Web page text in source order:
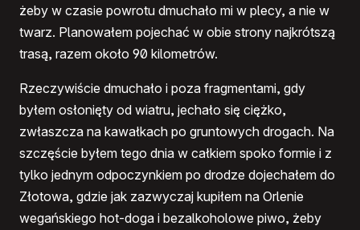
żeby w czasie powrotu dmuchało mi w plecy, a nie w
twarz. Planowałem pojechać w obie strony najkrótszą
trasą, razem około 90 kilometrów.
Rzeczywiście dmuchało i poza fragmentami, gdy
byłem osłonięty od wiatru, jechało się ciężko,
zwłaszcza na kawałkach po gruntowych drogach. Na
szczęście byłem tego dnia w całkiem spoko formie i z
tylko jednym odpoczynkiem po drodze dojechałem do
Złotowa, gdzie jak zazwyczaj kupiłem na Orlenie
wegańskiego hot-doga i bezalkoholowe piwo, żeby